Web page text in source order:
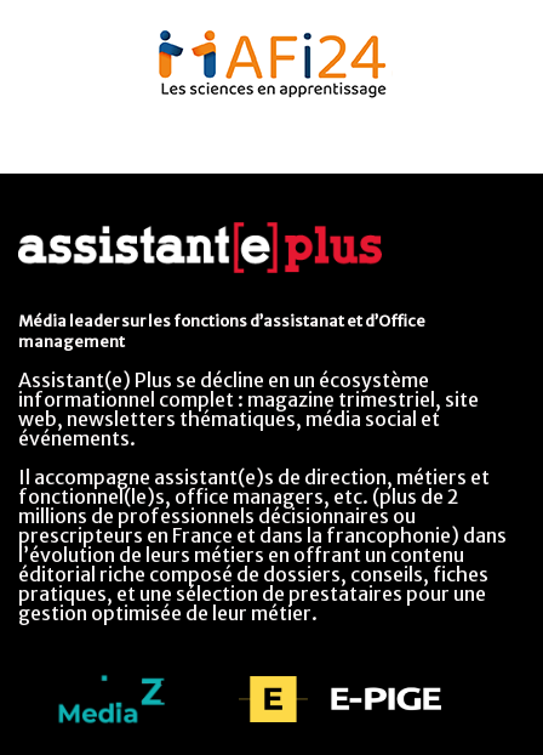
Média leader sur les fonctions d’assistanat et d’Office
management
Assistant(e) Plus se décline en un écosystème
informationnel complet : magazine trimestriel, site
web, newsletters thématiques, média social et
événements.
Il accompagne assistant(e)s de direction, métiers et
fonctionnel(le)s, office managers, etc. (plus de 2
millions de professionnels décisionnaires ou
prescripteurs en France et dans la francophonie) dans
l’évolution de leurs métiers en offrant un contenu
éditorial riche composé de dossiers, conseils, fiches
pratiques, et une sélection de prestataires pour une
gestion optimisée de leur métier.